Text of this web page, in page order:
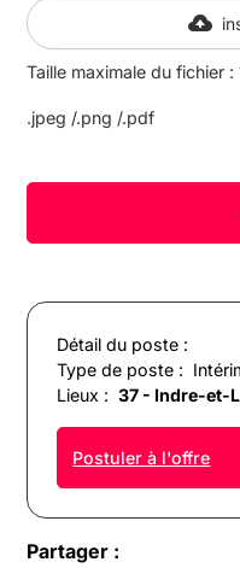
Détail du poste :
Type de poste :
Lieux : 37 - Indre-et-
Postuler à l'offre
Partager :
Taille maximale du fichier
.jpeg /.png /.pdf